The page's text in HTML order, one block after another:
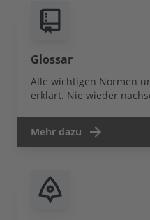
Glossar
Alle wichtigen Normen
erklärt. Nie wieder
Mehr dazu